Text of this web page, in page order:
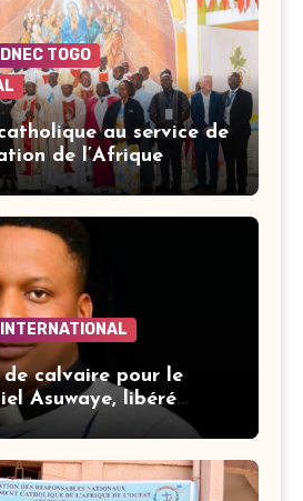
DNEC TOGO
au service de
de l’Afrique
INTERNATIONAL
calvaire pour le
Asuwaye, libéré
de captivité